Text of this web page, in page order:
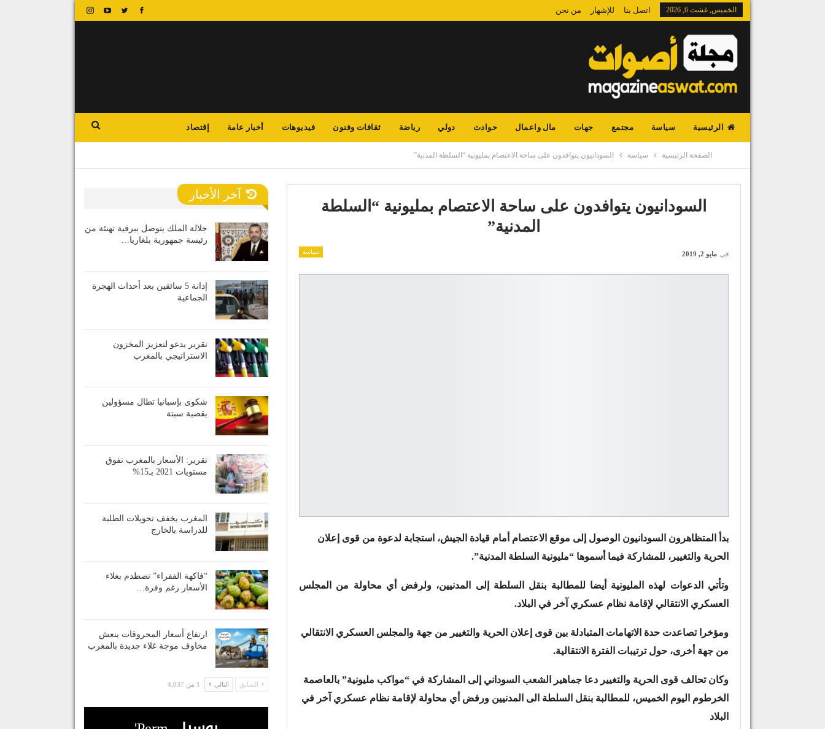
الخميس, غشت 6, 2026 اتصل بنا للإشهار من نحن
الرئيسية سياسة مجتمع جهات مال واعمال حوادث دولي رياضة ثقافات وفنون فيديوهات أخبار عامة إقتصاد
الصفحة الرئيسية سياسة السودانيون يتوافدون على ساحة الاعتصام بمليونية “السلطة المدنية”
السودانيون يتوافدون على ساحة الاعتصام بمليونية “السلطة
المدنية”
سياسة في مايو 2, 2019
بدأ المتظاهرون السودانيون الوصول إلى موقع الاعتصام أمام قيادة الجيش، استجابة لدعوة من قوى إعلان
الحرية والتغيير، للمشاركة فيما أسموها “مليونية السلطة المدنية”.
وتأتي الدعوات لهذه المليونية أيضا للمطالبة بنقل السلطة إلى المدنيين، ولرفض أي محاولة من المجلس
العسكري الانتقالي لإقامة نظام عسكري آخر في البلاد.
ومؤخرا تصاعدت حدة الاتهامات المتبادلة بين قوى إعلان الحرية والتغيير من جهة والمجلس العسكري الانتقالي
من جهة أخرى، حول ترتيبات الفترة الانتقالية.
وكان تحالف قوى الحرية والتغيير دعا جماهير الشعب السوداني إلى المشاركة في “مواكب مليونية” بالعاصمة
الخرطوم اليوم الخميس، للمطالبة بنقل السلطة الى المدنيين ورفض أي محاولة لإقامة نظام عسكري آخر في
البلاد
آخر الأخبار
جلالة الملك يتوصل ببرقية تهنئة من
رئيسة جمهورية بلغاريا…
إدانة 5 سائقين بعد أحداث الهجرة
الجماعية
تقرير يدعو لتعزيز المخزون
الاستراتيجي بالمغرب
شكوى بإسبانيا تطال مسؤولين
بقضية سبتة
تقرير: الأسعار بالمغرب تفوق
مستويات 2021 بـ15%
المغرب يخفف تحويلات الطلبة
للدراسة بالخارج
“فاكهة الفقراء” تصطدم بغلاء
الأسعار رغم وفرة…
ارتفاع أسعار المحروقات ينعش
مخاوف موجة غلاء جديدة بالمغرب
السابق التالي 1 من 4,037